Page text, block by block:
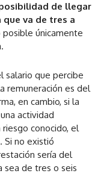
de llegar
que va de tres a
únicamente
salario que percibe
remuneración es del
en cambio, si la
actividad
conocido, el
. Si no existió
sería del
sea de tres o seis